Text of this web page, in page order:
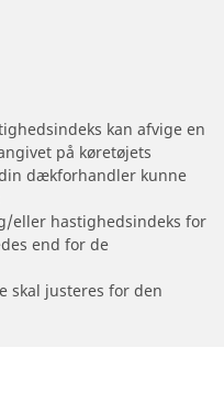
kan afvige en
på køretøjets
dækforhandler kunne
eller hastighedsindeks for
end for de
skal justeres for den